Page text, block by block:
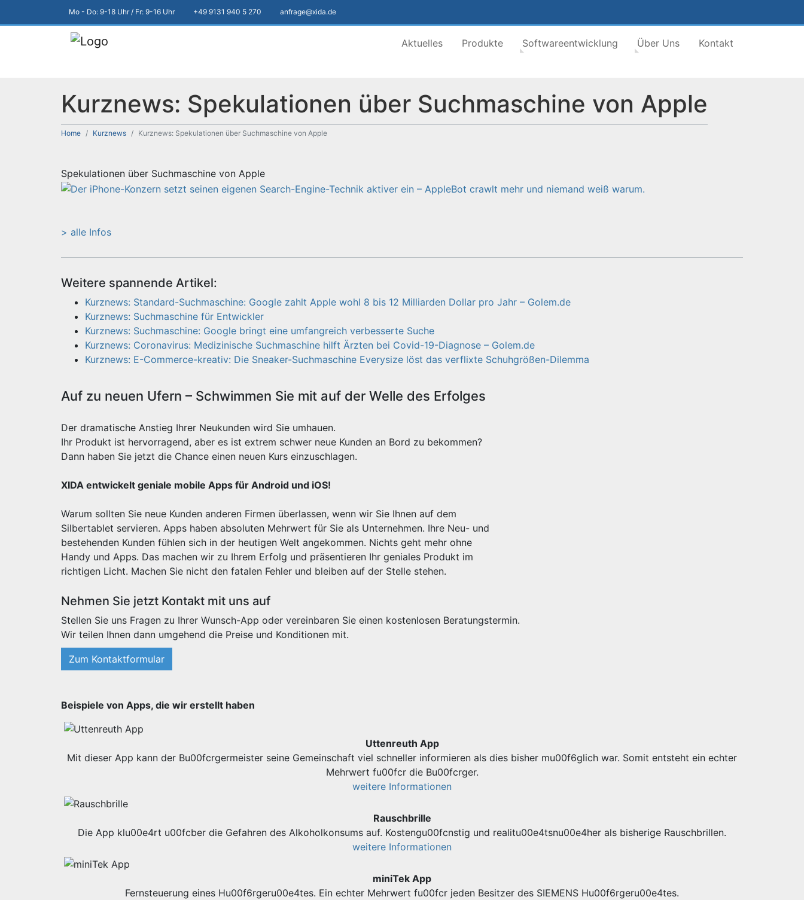
Mo - Do: 9-18 Uhr / Fr: 9-16 Uhr +49 9131 940 5 270 anfrage@xida.de
Aktuelles Produkte Softwareentwicklung Über Uns Kontakt
Kurznews: Spekulationen über Suchmaschine von Apple
Home Kurznews Kurznews: Spekulationen über Suchmaschine von Apple
Spekulationen über Suchmaschine von Apple
> alle Infos
Weitere spannende Artikel:
Kurznews: Standard-Suchmaschine: Google zahlt Apple wohl 8 bis 12 Milliarden Dollar pro Jahr – Golem.de
Kurznews: Suchmaschine für Entwickler
Kurznews: Suchmaschine: Google bringt eine umfangreich verbesserte Suche
Kurznews: Coronavirus: Medizinische Suchmaschine hilft Ärzten bei Covid-19-Diagnose – Golem.de
Kurznews: E-Commerce-kreativ: Die Sneaker-Suchmaschine Everysize löst das verflixte Schuhgrößen-Dilemma
Auf zu neuen Ufern – Schwimmen Sie mit auf der Welle des Erfolges
Der dramatische Anstieg Ihrer Neukunden wird Sie umhauen.
Ihr Produkt ist hervorragend, aber es ist extrem schwer neue Kunden an Bord zu bekommen?
Dann haben Sie jetzt die Chance einen neuen Kurs einzuschlagen.
XIDA entwickelt geniale mobile Apps für Android und iOS!
Warum sollten Sie neue Kunden anderen Firmen überlassen, wenn wir Sie Ihnen auf dem
Silbertablet servieren. Apps haben absoluten Mehrwert für Sie als Unternehmen. Ihre Neu- und
bestehenden Kunden fühlen sich in der heutigen Welt angekommen. Nichts geht mehr ohne
Handy und Apps. Das machen wir zu Ihrem Erfolg und präsentieren Ihr geniales Produkt im
richtigen Licht. Machen Sie nicht den fatalen Fehler und bleiben auf der Stelle stehen.
Nehmen Sie jetzt Kontakt mit uns auf
Stellen Sie uns Fragen zu Ihrer Wunsch-App oder vereinbaren Sie einen kostenlosen Beratungstermin.
Wir teilen Ihnen dann umgehend die Preise und Konditionen mit.
Zum Kontaktformular
Beispiele von Apps, die wir erstellt haben
Uttenreuth App
Mit dieser App kann der Bu00fcrgermeister seine Gemeinschaft viel schneller informieren als dies bisher mu00f6glich war. Somit entsteht ein echter
Mehrwert fu00fcr die Bu00fcrger.
weitere Informationen
Rauschbrille
Die App klu00e4rt u00fcber die Gefahren des Alkoholkonsums auf. Kostengu00fcnstig und realitu00e4tsnu00e4her als bisherige Rauschbrillen.
weitere Informationen
miniTek App
Fernsteuerung eines Hu00f6rgeru00e4tes. Ein echter Mehrwert fu00fcr jeden Besitzer des SIEMENS Hu00f6rgeru00e4tes.